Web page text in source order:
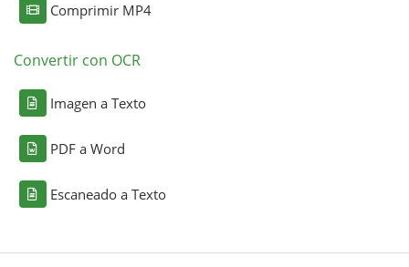
Comprimir MP4
Convertir con OCR
Imagen a Texto
PDF a Word
Escaneado a Texto